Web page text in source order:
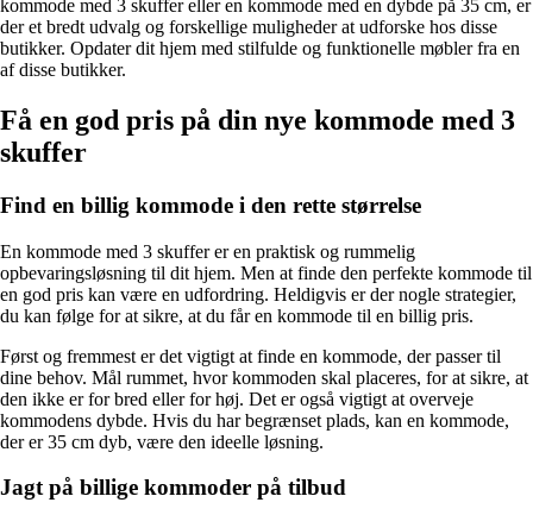
kommode med 3 skuffer eller en kommode med en dybde på 35 cm, er
der et bredt udvalg og forskellige muligheder at udforske hos disse
butikker. Opdater dit hjem med stilfulde og funktionelle møbler fra en
af ​​disse butikker.
Få en god pris på din nye kommode med 3
skuffer
Find en billig kommode i den rette størrelse
En kommode med 3 skuffer er en praktisk og rummelig
opbevaringsløsning til dit hjem. Men at finde den perfekte kommode til
en god pris kan være en udfordring. Heldigvis er der nogle strategier,
du kan følge for at sikre, at du får en kommode til en billig pris.
Først og fremmest er det vigtigt at finde en kommode, der passer til
dine behov. Mål rummet, hvor kommoden skal placeres, for at sikre, at
den ikke er for bred eller for høj. Det er også vigtigt at overveje
kommodens dybde. Hvis du har begrænset plads, kan en kommode,
der er 35 cm dyb, være den ideelle løsning.
Jagt på billige kommoder på tilbud